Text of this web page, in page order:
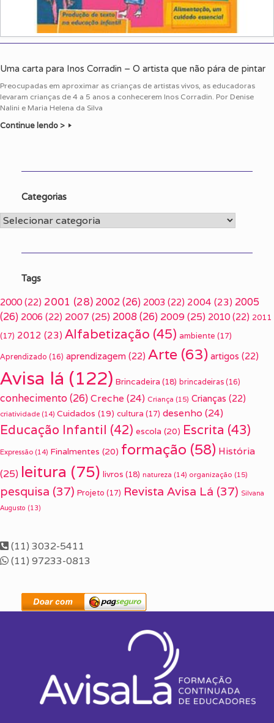
Uma carta para Inos Corradin – O artista que não pára de pintar
Preocupadas em aproximar as crianças de artistas vivos, as educadoras
levaram crianças de 4 a 5 anos a conhecerem Inos Corradin. Por Denise
Nalini e Maria Helena da Silva
Continue lendo >
Categorias
Categorias
Tags
2000 (22) 2001 (28) 2002(26) 2003 (22) 2004 (23) 2005
(26) 2006 (22) 2007 (25) 2008(26) 2009(25) 2010 (22) 2011
(17) 2012 (23) Alfabetização (45) ambiente (17)
Aprendizado (16) aprendizagem (22) Arte (63) artigos (22)
Avisa lá (122) Brincadeira (18) brincadeiras (16)
conhecimento(26) Creche (24) Criança (15) Crianças (22)
criatividade (14) Cuidados (19) cultura (17) desenho (24)
Educação Infantil (42) escola (20) Escrita (43)
Expressão (14) Finalmentes (20) formação (58) História
(25) leitura (75) livros (18) natureza (14) organização (15)
pesquisa (37) Projeto (17) Revista Avisa Lá (37) Silvana
Augusto (13)
(11) 3032-5411
(11) 97233-0813